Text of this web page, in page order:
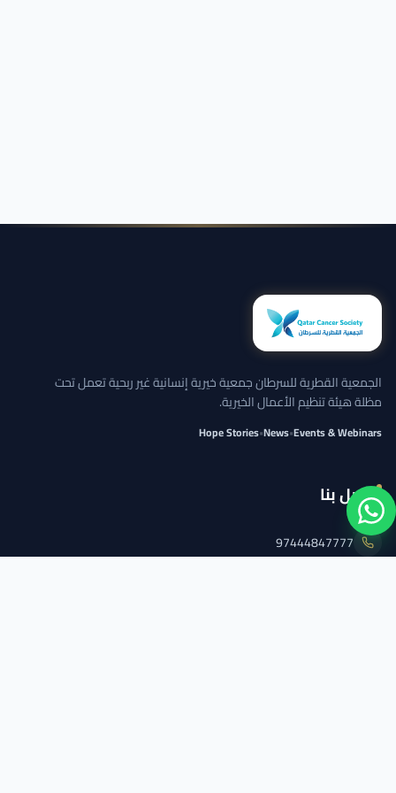
الجمعية القطرية للسرطان جمعية خيرية إنسانية غير ربحية تعمل تحت
مظلة هيئة تنظيم الأعمال الخيرية.
Events & Webinars
•
News
•
Hope Stories
اتصل بنا
97444847777